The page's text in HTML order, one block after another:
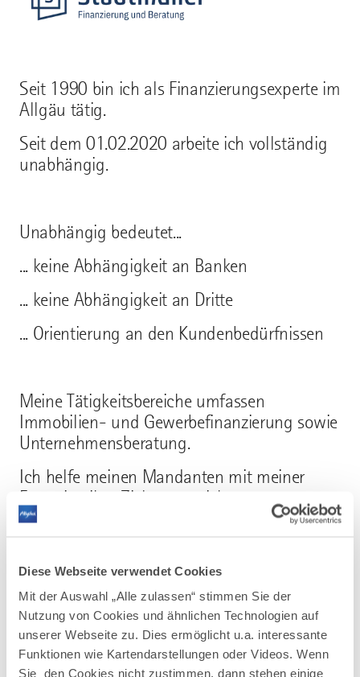
Diese Webseite verwendet Cookies
Mit der Auswahl „Alle zulassen“ stimmen Sie der
Nutzung von Cookies und ähnlichen Technologien auf
unserer Webseite zu. Dies ermöglicht u.a. interessante
Funktionen wie Kartendarstellungen oder Videos. Wenn
Sie den Cookies nicht zustimmen, dann stehen einige
Seit 1990 bin ich als Finanzierungsexperte im
Allgäu tätig.
Seit dem 01.02.2020 arbeite ich vollständig
unabhängig.
Unabhängig bedeutet...
... keine Abhängigkeit an Banken
... keine Abhängigkeit an Dritte
... Orientierung an den Kundenbedürfnissen
Meine Tätigkeitsbereiche umfassen
Immobilien- und Gewerbefinanzierung sowie
Unternehmensberatung.
Ich helfe meinen Mandanten mit meiner
Expertise, ihre Ziele zu erreichen.
Ich verschaffe mir einen Überblick über die
Istsituation, kläre die Ziele und Wünsche des
Kunden und
unterstütze dann, mit den richtigen
Lösungen die Kunden zu dem erwünschten